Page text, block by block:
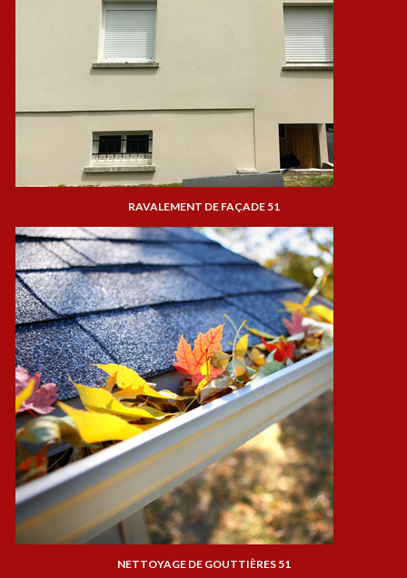
RAVALEMENT DE FAÇADE 51
NETTOYAGE DE GOUTTIÈRES 51